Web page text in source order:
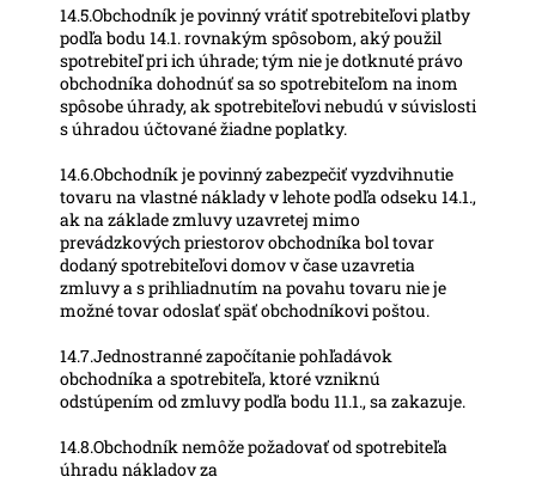
14.5.Obchodník je povinný vrátiť spotrebiteľovi platby
podľa bodu 14.1. rovnakým spôsobom, aký použil
spotrebiteľ pri ich úhrade; tým nie je dotknuté právo
obchodníka dohodnúť sa so spotrebiteľom na inom
spôsobe úhrady, ak spotrebiteľovi nebudú v súvislosti
s úhradou účtované žiadne poplatky.
14.6.Obchodník je povinný zabezpečiť vyzdvihnutie
tovaru na vlastné náklady v lehote podľa odseku 14.1.,
ak na základe zmluvy uzavretej mimo
prevádzkových priestorov obchodníka bol tovar
dodaný spotrebiteľovi domov v čase uzavretia
zmluvy a s prihliadnutím na povahu tovaru nie je
možné tovar odoslať späť obchodníkovi poštou.
14.7.Jednostranné započítanie pohľadávok
obchodníka a spotrebiteľa, ktoré vzniknú
odstúpením od zmluvy podľa bodu 11.1., sa zakazuje.
14.8.Obchodník nemôže požadovať od spotrebiteľa
úhradu nákladov za